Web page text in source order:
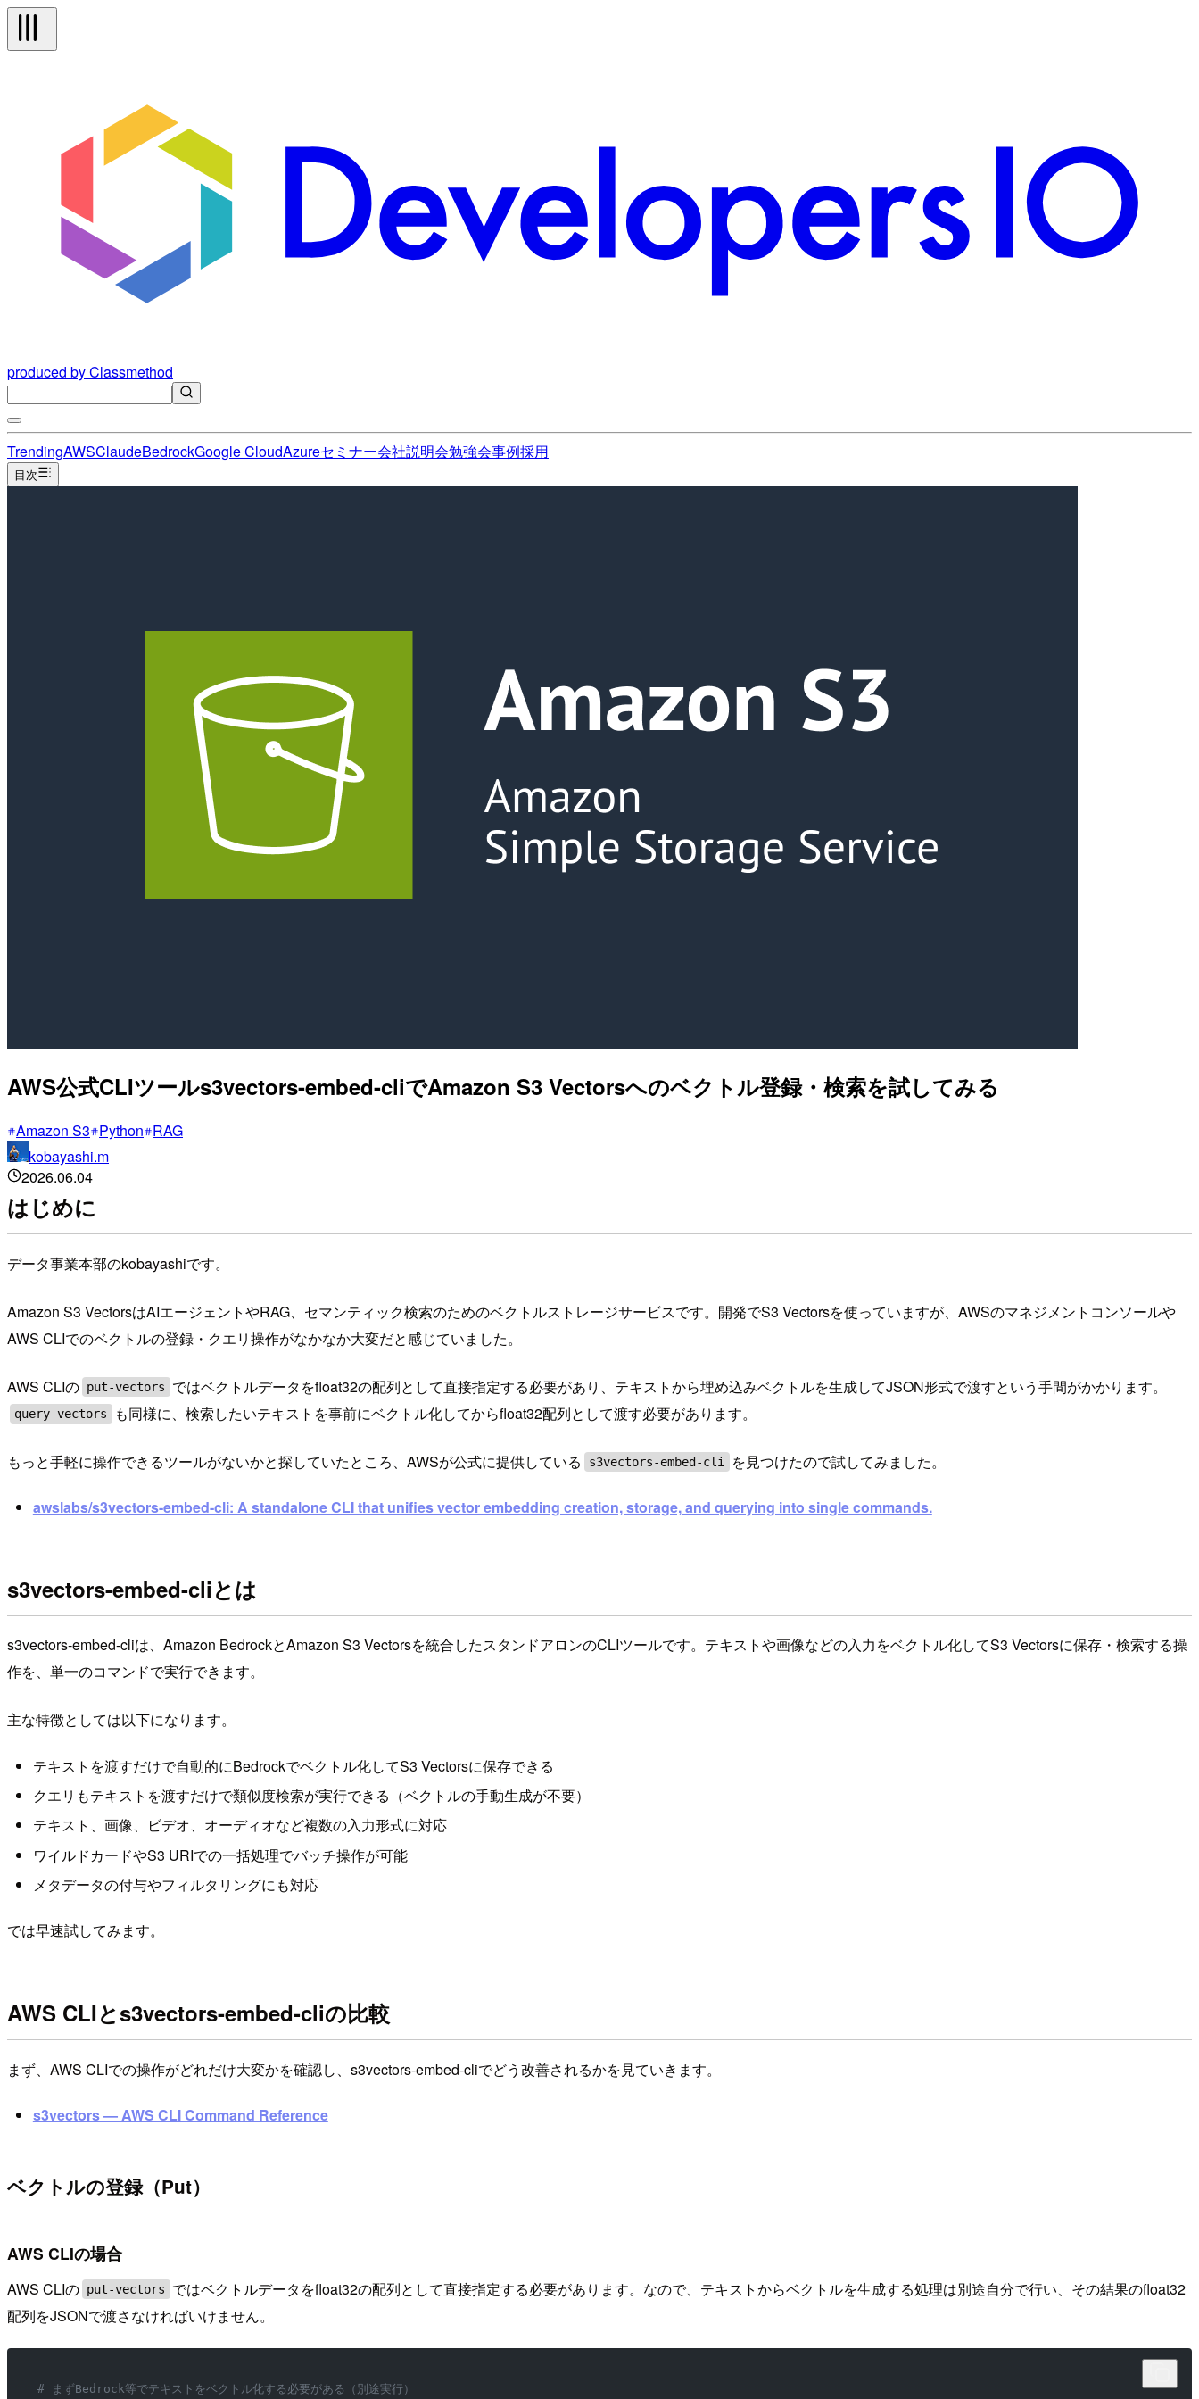
produced by Classmethod
TrendingAWSClaudeBedrockGoogle CloudAzureセミナー会社説明会勉強会事例採用
目次
AWS公式CLIツールs3vectors-embed-cliでAmazon S3 Vectorsへのベクトル登録・検索を試してみる
Amazon S3 Python RAG
kobayashi.m
2026.06.04
はじめに
データ事業本部のkobayashiです。
Amazon S3 VectorsはAIエージェントやRAG、セマンティック検索のためのベクトルストレージサービスです。開発でS3 Vectorsを使っていますが、AWSのマネジメントコンソールや
AWS CLIでのベクトルの登録・クエリ操作がなかなか大変だと感じていました。
AWS CLIの put-vectors ではベクトルデータをfloat32の配列として直接指定する必要があり、テキストから埋め込みベクトルを生成してJSON形式で渡すという手間がかかります。
query-vectors も同様に、検索したいテキストを事前にベクトル化してからfloat32配列として渡す必要があります。
もっと手軽に操作できるツールがないかと探していたところ、AWSが公式に提供している s3vectors-embed-cli を見つけたので試してみました。
awslabs/s3vectors-embed-cli: A standalone CLI that unifies vector embedding creation, storage, and querying into single commands.
s3vectors-embed-cliとは
s3vectors-embed-cliは、Amazon BedrockとAmazon S3 Vectorsを統合したスタンドアロンのCLIツールです。テキストや画像などの入力をベクトル化してS3 Vectorsに保存・検索する操
作を、単一のコマンドで実行できます。
主な特徴としては以下になります。
テキストを渡すだけで自動的にBedrockでベクトル化してS3 Vectorsに保存できる
クエリもテキストを渡すだけで類似度検索が実行できる（ベクトルの手動生成が不要）
テキスト、画像、ビデオ、オーディオなど複数の入力形式に対応
ワイルドカードやS3 URIでの一括処理でバッチ操作が可能
メタデータの付与やフィルタリングにも対応
では早速試してみます。
AWS CLIとs3vectors-embed-cliの比較
まず、AWS CLIでの操作がどれだけ大変かを確認し、s3vectors-embed-cliでどう改善されるかを見ていきます。
s3vectors — AWS CLI Command Reference
ベクトルの登録（Put）
AWS CLIの場合
AWS CLIの put-vectors
ではベクトルデータをfloat32の配列として直接指定する必要があります。なので、テキストからベクトルを生成する処理は別途自分で行い、その結果のfloat32
配列をJSONで渡さなければいけません。
# まずBedrock等でテキストをベクトル化する必要がある（別途実行）